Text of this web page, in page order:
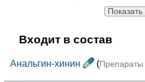
Показать
Входит в состав
Анальгин-хинин (Препараты